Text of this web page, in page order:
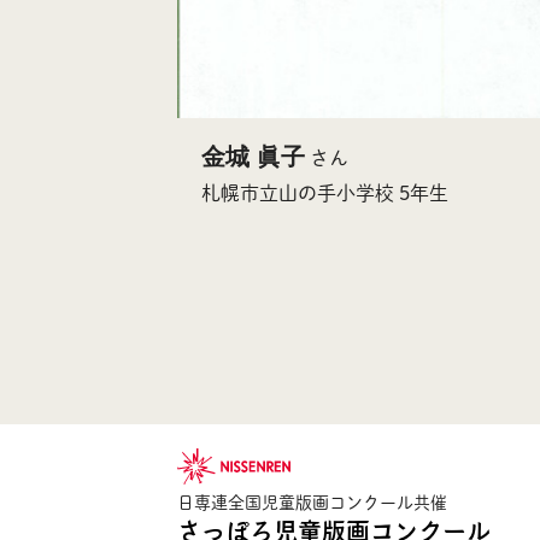
金城 眞子 さん
札幌市立山の手小学校 5年生
日専連全国児童版画コンクール共催
さっぽろ児童版画コンクール